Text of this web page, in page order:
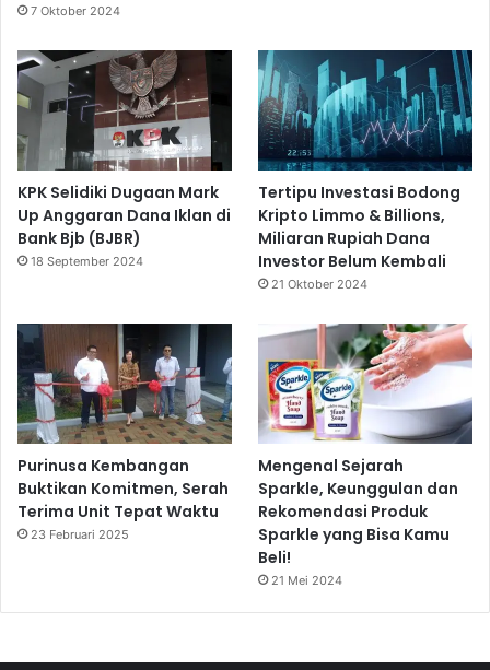
7 Oktober 2024
KPK Selidiki Dugaan Mark
Up Anggaran Dana Iklan di
Bank Bjb (BJBR)
18 September 2024
Tertipu Investasi Bodong
Kripto Limmo & Billions,
Miliaran Rupiah Dana
Investor Belum Kembali
21 Oktober 2024
Purinusa Kembangan
Buktikan Komitmen, Serah
Terima Unit Tepat Waktu
23 Februari 2025
Mengenal Sejarah
Sparkle, Keunggulan dan
Rekomendasi Produk
Sparkle yang Bisa Kamu
Beli!
21 Mei 2024